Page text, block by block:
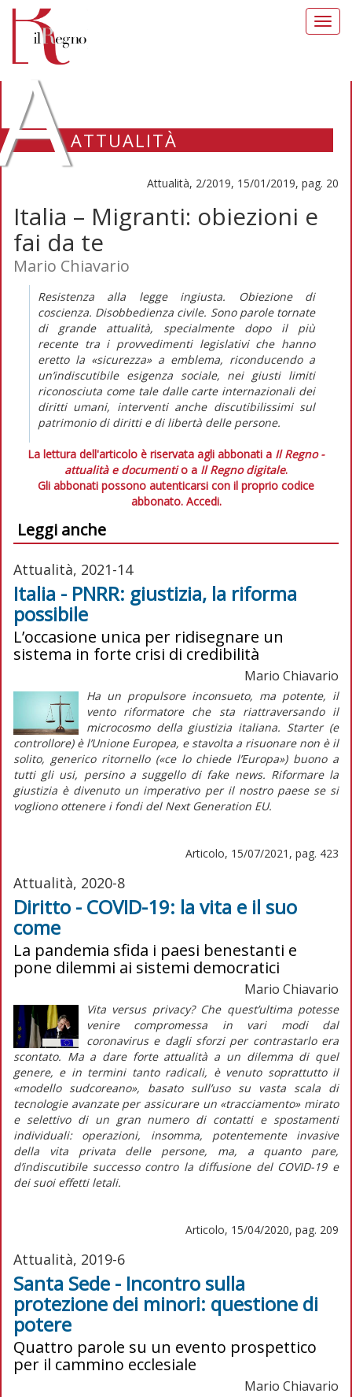
ATTUALITÀ
Attualità, 2/2019, 15/01/2019, pag. 20
Italia – Migranti: obiezioni e
fai da te
Mario Chiavario
Resistenza alla legge ingiusta. Obiezione di
coscienza. Disobbedienza civile. Sono parole tornate
di grande attualità, specialmente dopo il più
recente tra i provvedimenti legislativi che hanno
eretto la «sicurezza» a emblema, riconducendo a
un’indiscutibile esigenza sociale, nei giusti limiti
riconosciuta come tale dalle carte internazionali dei
diritti umani, interventi anche discutibilissimi sul
patrimonio di diritti e di libertà delle persone.
La lettura dell'articolo è riservata agli abbonati a Il Regno -
attualità e documentio a Il Regno digitale.
Gli abbonati possono autenticarsi con il proprio codice
abbonato. Accedi.
Leggi anche
Attualità, 2021-14
Italia - PNRR: giustizia, la riforma
possibile
L’occasione unica per ridisegnare un
sistema in forte crisi di credibilità
Mario Chiavario
Ha un propulsore inconsueto, ma potente, il
vento riformatore che sta riattraversando il
microcosmo della giustizia italiana. Starter(e
controllore) è l’Unione Europea, e stavolta a risuonare non è il
solito, generico ritornello («ce lo chiede l’Europa») buono a
tutti gli usi, persino a suggello di fake news. Riformare la
giustizia è divenuto un imperativo per il nostro paese se si
vogliono ottenere i fondi del Next Generation EU.
Articolo, 15/07/2021, pag. 423
Attualità, 2020-8
Diritto - COVID-19: la vita e il suo
come
La pandemia sfida i paesi benestanti e
pone dilemmi ai sistemi democratici
Mario Chiavario
Vita versusprivacy? Che quest’ultima potesse
venire compromessa in vari modi dal
coronavirus e dagli sforzi per contrastarlo era
scontato. Ma a dare forte attualità a un dilemma di quel
genere, e in termini tanto radicali, è venuto soprattutto il
«modello sudcoreano», basato sull’uso su vasta scala di
tecnologie avanzate per assicurare un «tracciamento» mirato
e selettivo di un gran numero di contatti e spostamenti
individuali: operazioni, insomma, potentemente invasive
della vita privata delle persone, ma, a quanto pare,
d’indiscutibile successo contro la diffusione del COVID-19 e
dei suoi effetti letali.
Articolo, 15/04/2020, pag. 209
Attualità, 2019-6
Santa Sede - Incontro sulla
protezione dei minori: questione di
potere
Quattro parole su un evento prospettico
per il cammino ecclesiale
Mario Chiavario